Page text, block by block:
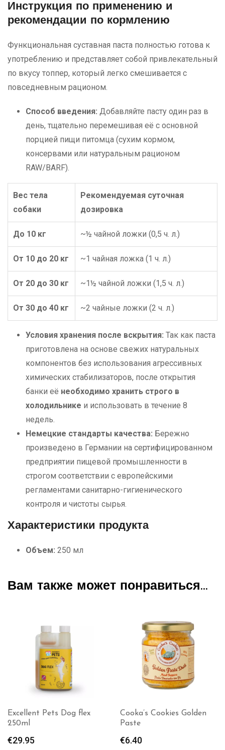
Инструкция по применению и
рекомендации по кормлению
Функциональная суставная паста полностью готова к
употреблению и представляет собой привлекательный
по вкусу топпер, который легко смешивается с
повседневным рационом.
Способ введения: Добавляйте пасту один раз в
день, тщательно перемешивая её с основной
порцией пищи питомца (сухим кормом,
консервами или натуральным рационом
RAW/BARF).
Вес тела
собаки
Рекомендуемая суточная
дозировка
До 10 кг ~½ чайной ложки (0,5 ч. л.)
От 10 до 20 кг ~1 чайная ложка (1 ч. л.)
От 20 до 30 кг ~1½ чайной ложки (1,5 ч. л.)
От 30 до 40 кг ~2 чайные ложки (2 ч. л.)
Условия хранения после вскрытия: Так как паста
приготовлена на основе свежих натуральных
компонентов без использования агрессивных
химических стабилизаторов, после открытия
банки её необходимо хранить строго в
холодильнике и использовать в течение 8
недель.
Немецкие стандарты качества: Бережно
произведено в Германии на сертифицированном
предприятии пищевой промышленности в
строгом соответствии с европейскими
регламентами санитарно-гигиенического
контроля и чистоты сырья.
Характеристики продукта
Объем: 250 мл
Вам также может понравиться…
Cooka’s Cookies Golden
Paste
€6.40
Terra Canis Golden Paste